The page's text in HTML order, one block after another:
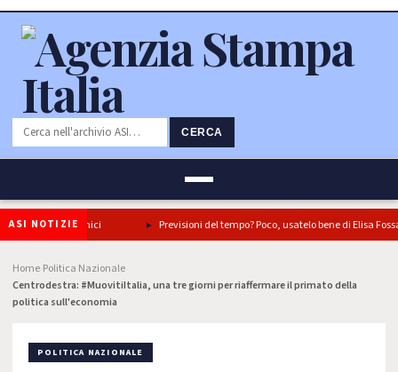
CERCA
ASI NOTIZIE
in tre piatti iconici Previsioni del tempo? Poco, usatelo bene di Elisa Fossati
Home Politica Nazionale
Centrodestra: #MuovitiItalia, una tre giorni per riaffermare il primato della
politica sull'economia
POLITICA NAZIONALE